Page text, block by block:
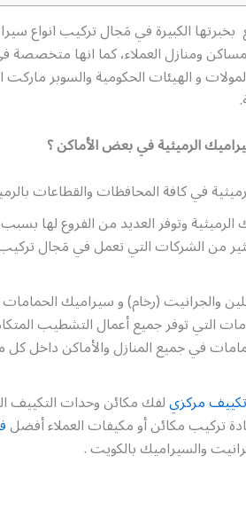
بخبرتها الكبيرة في مَجال تركيب انواع
ومنازل العملاء، كما انها متخصصة
و الهيئات الحكومية والسوبر ماركت
الرميثية في بعض الأماكن ؟
في كافة المحافظات والقطاعات
وتوفر العديد من الفروع لها
من الشركات التي تعمل في مَجال
والجرانيت (رخام) و سيراميك
التي توفر جميع أعمال التشطيب
في جميع المنازل والأماكن داخل
مركزيلفك مكائن وحدات التكييف
تركيب مكائن أو مكيفات العملاء أفضل
والسيراميك بالكويت .